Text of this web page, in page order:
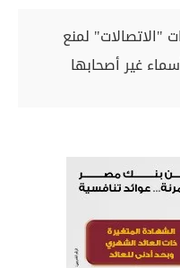
"الاتصالات" لمنع
غير أصحابها